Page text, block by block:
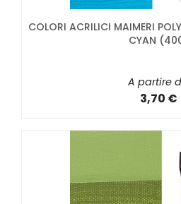
COLORI ACRILICI MAIMERI
CYAN
A partire
3,70 €